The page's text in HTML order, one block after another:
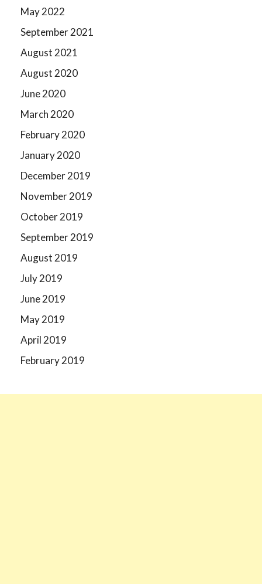
May 2022
September 2021
August 2021
August 2020
June 2020
March 2020
February 2020
January 2020
December 2019
November 2019
October 2019
September 2019
August 2019
July 2019
June 2019
May 2019
April 2019
February 2019